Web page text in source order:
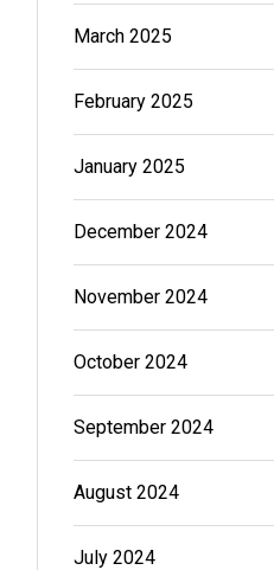
March 2025
February 2025
January 2025
December 2024
November 2024
October 2024
September 2024
August 2024
July 2024